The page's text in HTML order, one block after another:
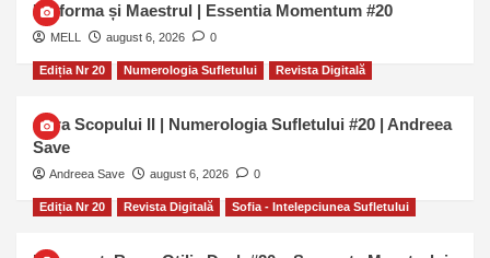
Uniforma și Maestrul | Essentia Momentum #20
MELL august 6, 2026 0
Ediția Nr 20 Numerologia Sufletului Revista Digitală
Cifra Scopului II | Numerologia Sufletului #20 | Andreea
Save
Andreea Save august 6, 2026 0
Ediția Nr 20 Revista Digitală Sofia - Intelepciunea Sufletului